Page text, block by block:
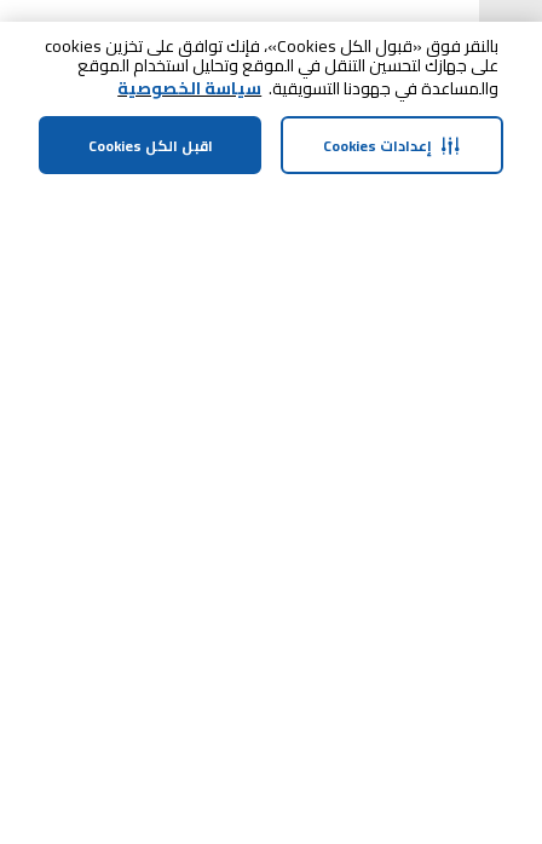
بالنقر فوق «قبول الكل Cookies»، فإنك توافق على تخزين cookies
على جهازك لتحسين التنقل في الموقع وتحليل استخدام الموقع
والمساعدة في جهودنا التسويقية. سياسة الخصوصية
اقبل الكل Cookies إعدادات Cookies
الصفحة الرئيسية الفئات الملف الشخصي سلة التسوق